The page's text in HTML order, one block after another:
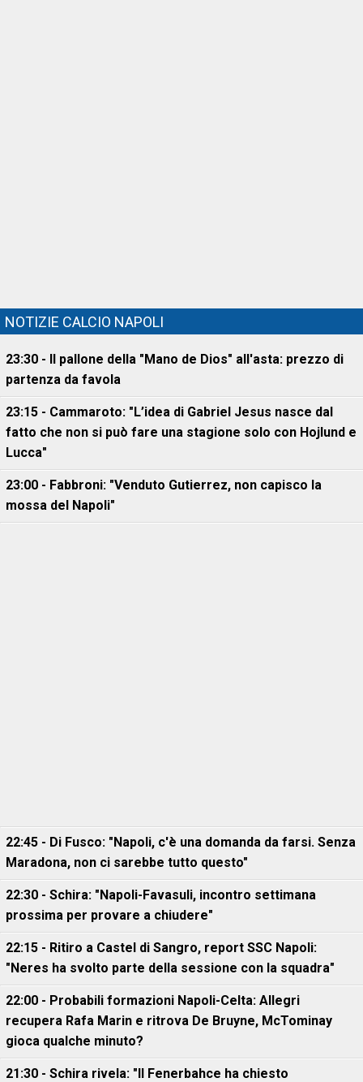
NOTIZIE CALCIO NAPOLI
23:30 - Il pallone della "Mano de Dios" all'asta: prezzo di
partenza da favola
23:15 - Cammaroto: "L’idea di Gabriel Jesus nasce dal
fatto che non si può fare una stagione solo con Hojlund e
Lucca"
23:00 - Fabbroni: "Venduto Gutierrez, non capisco la
mossa del Napoli"
22:45 - Di Fusco: "Napoli, c'è una domanda da farsi. Senza
Maradona, non ci sarebbe tutto questo"
22:30 - Schira: "Napoli-Favasuli, incontro settimana
prossima per provare a chiudere"
22:15 - Ritiro a Castel di Sangro, report SSC Napoli:
"Neres ha svolto parte della sessione con la squadra"
22:00 - Probabili formazioni Napoli-Celta: Allegri
recupera Rafa Marin e ritrova De Bruyne, McTominay
gioca qualche minuto?
21:30 - Schira rivela: "Il Fenerbahce ha chiesto